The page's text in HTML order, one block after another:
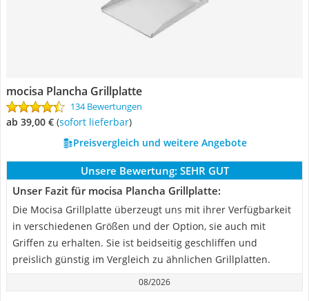
mocisa Plancha Grillplatte
134 Bewertungen
ab 39,00 € ( Sofort lieferbar)
Preisvergleich und weitere Angebote
Unsere Bewertung: SEHR GUT
Unser Fazit für mocisa Plancha Grillplatte:
Die Mocisa Grillplatte überzeugt uns mit ihrer Verfügbarkeit
in verschiedenen Größen und der Option, sie auch mit
Griffen zu erhalten. Sie ist beidseitig geschliffen und
preislich günstig im Vergleich zu ähnlichen Grillplatten.
08/2026